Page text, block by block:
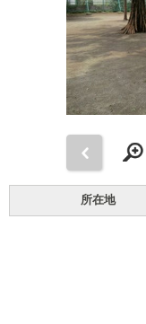
所在地